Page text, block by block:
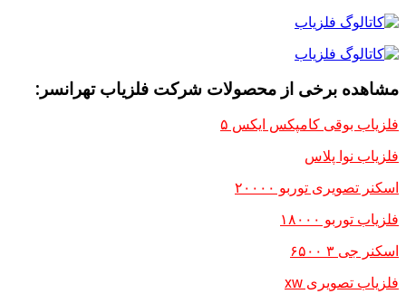
مشاهده برخی از محصولات شرکت فلزیاب تهرانسر:
فلزیاب بوقی کامپکس ایکس ۵
فلزیاب نوا پلاس
اسکنر تصویری توربو ۲۰۰۰۰
فلزیاب توربو ۱۸۰۰۰
اسکنر جی ۳ ۶۵۰۰
فلزیاب تصویری xw